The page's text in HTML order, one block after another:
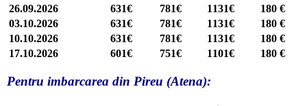
26.09.2026
631€ 781€ 1131€
180 €
03.10.2026
631€ 781€ 1131€
180 €
10.10.2026
631€ 781€ 1131€
180 €
17.10.2026
601€ 751€ 1101€ 180 €
Pentru imbarcarea din Pireu (Atena):